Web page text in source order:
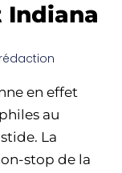
Indiana
en effet
au
La
stop de la